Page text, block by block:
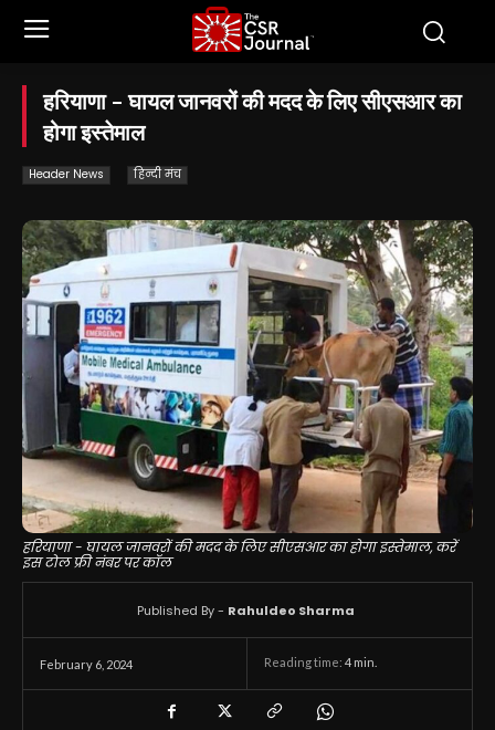
हरियाणा – घायल जानवरों की मदद के लिए सीएसआर का
होगा इस्तेमाल
Header News हिन्दी मंच
हरियाणा - घायल जानवरों की मदद के लिए सीएसआर का होगा इस्तेमाल, करें
इस टोल फ्री नंबर पर कॉल
February 6, 2024 Reading time: 4 min.
Published By - Rahuldeo Sharma